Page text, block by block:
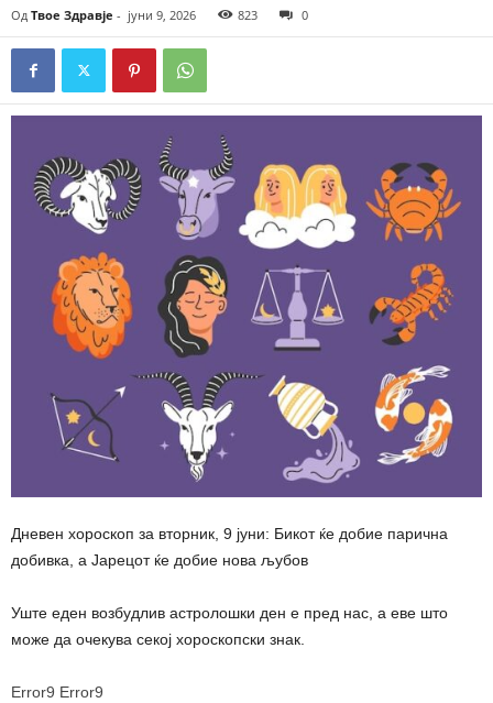
Од Твое Здравје - јуни 9, 2026 823 0
Дневен хороскоп за вторник, 9 јуни: Бикот ќе добие парична
добивка, а Јарецот ќе добие нова љубов
Уште еден возбудлив астролошки ден е пред нас, а еве што
може да очекува секој хороскопски знак.
Error9 Error9